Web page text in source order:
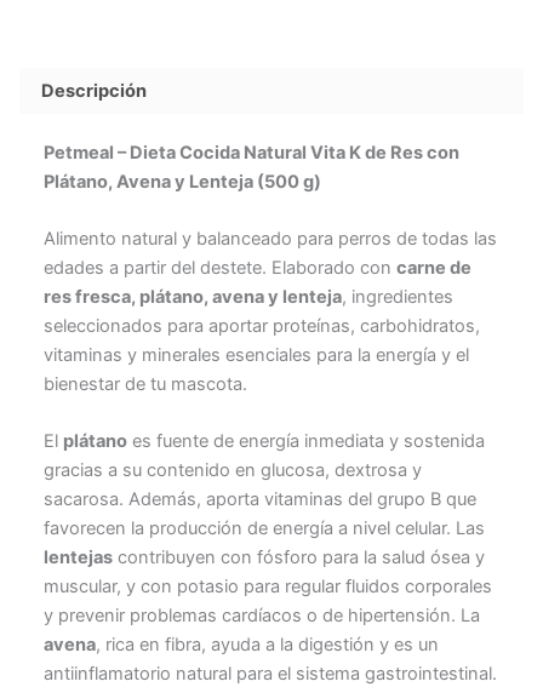
Lenteja
cantidad
Descripción
Petmeal – Dieta Cocida Natural Vita K de Res con
Plátano, Avena y Lenteja (500 g)
Alimento natural y balanceado para perros de todas las
edades a partir del destete. Elaborado con carne de
res fresca, plátano, avena y lenteja, ingredientes
seleccionados para aportar proteínas, carbohidratos,
vitaminas y minerales esenciales para la energía y el
bienestar de tu mascota.
El plátano es fuente de energía inmediata y sostenida
gracias a su contenido en glucosa, dextrosa y
sacarosa. Además, aporta vitaminas del grupo B que
favorecen la producción de energía a nivel celular. Las
lentejas contribuyen con fósforo para la salud ósea y
muscular, y con potasio para regular fluidos corporales
y prevenir problemas cardíacos o de hipertensión. La
avena, rica en fibra, ayuda a la digestión y es un
antiinflamatorio natural para el sistema gastrointestinal.